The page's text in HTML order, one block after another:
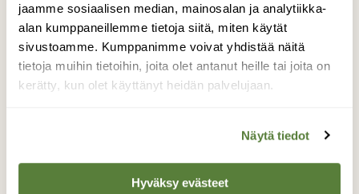
jaamme sosiaalisen median, mainosalan ja analytiikka-
alan kumppaneillemme tietoja siitä, miten käytät
sivustoamme. Kumppanimme voivat yhdistää näitä
tietoja muihin tietoihin, joita olet antanut heille tai joita on
kerätty, kun olet käyttänyt heidän palvelujaan.
Näytä tiedot
Hyväksy evästeet
On aika lähteä
Voikukkien haituvat odottavat nyt vaan
pientä tuulenhenkäystä ja sitten on aika
lähteä... kuva: 30.5.2016 Lempäälä
Valokuvaaja: Irja Lehtinen, Lempäälä 30.5.2016